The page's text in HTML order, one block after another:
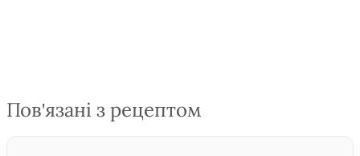
Пов'язані з рецептом